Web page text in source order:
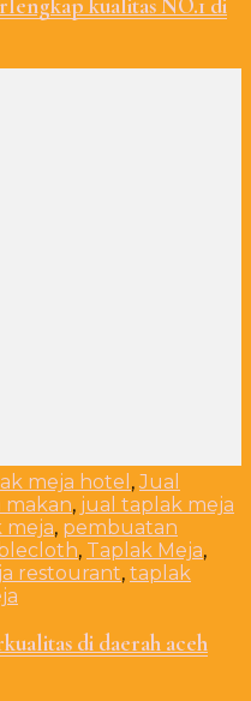
kualitas NO.1 di
meja hotel ,Jual
makan, jual taplak meja
meja, pembuatan
, Taplak Meja,
restourant, taplak
di daerah aceh